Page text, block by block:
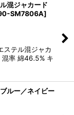
混ジャカード
SM7806A]
ステル混ジャカ
率 綿46.5% キ
ルー／ネイビー